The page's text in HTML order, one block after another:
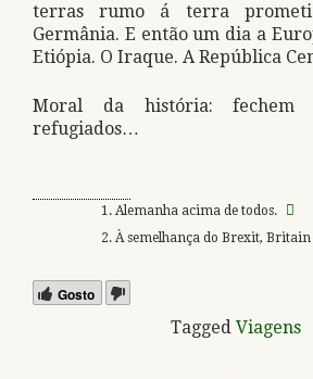
terras rumo á terra
Germânia. E então um dia a
Etiópia. O Iraque. A República
Moral da história: fechem
refugiados…
Alemanha acima de todos.
À semelhança do Brexit,
Gosto
Tagged Viagens